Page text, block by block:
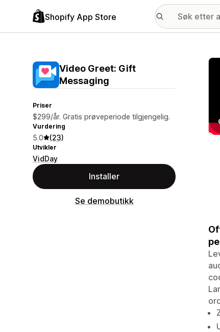
Shopify App Store
Video Greet: Gift
Messaging
Priser
$299/år. Gratis prøveperiode tilgjengelig.
Vurdering
5.0 (23)
Utvikler
VidDay
Installer
Se demobutikk